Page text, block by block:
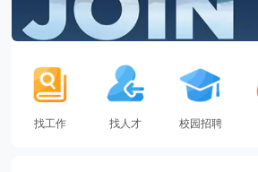
找工作 找人才 校园招聘